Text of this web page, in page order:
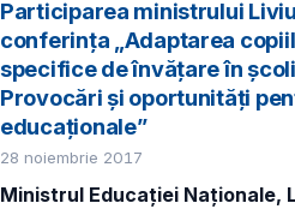
Participarea ministrului
conferinţa „Adaptarea
specifice de învățare în
Provocări și oportunități
educaționale”
28 noiembrie 2017
Ministrul Educației Naționale,